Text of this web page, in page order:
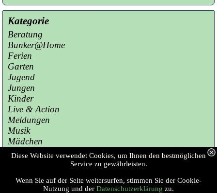
Kategorie
Beratung
Bunker@Home
Ferien
Garten
Jugend
Jungen
Kinder
Live & Action
Meldungen
Musik
Mädchen
Presse
Copyright © 2023 Jugendzentrum Bunker
Diese Website verwendet Cookies, um Ihnen den bestmöglichen
Service zu gewährleisten.
Wenn Sie auf der Seite weitersurfen, stimmen Sie der Cookie-
Nutzung und der Datenschutzerklärung zu.